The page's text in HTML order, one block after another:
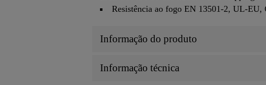
Resistência ao fogo EN 13501-2, UL-
Informação do produto
Informação técnica